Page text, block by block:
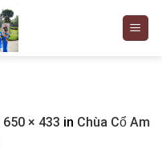
650 × 433 in Chùa Cổ Am